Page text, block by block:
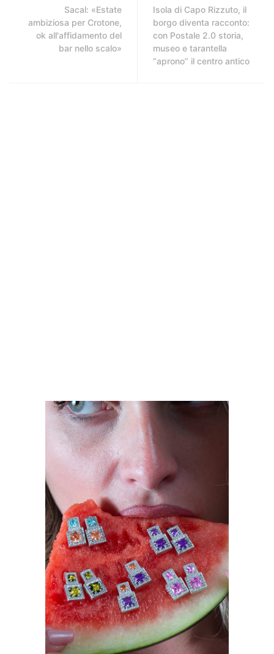
Sacal: «Estate
ambiziosa per Crotone,
ok all'affidamento del
bar nello scalo»
Isola di Capo Rizzuto, il
borgo diventa racconto:
con Postale 2.0 storia,
museo e tarantella
“aprono” il centro antico